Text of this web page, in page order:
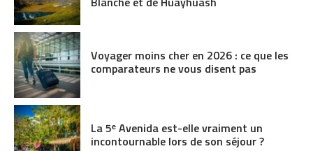
Voyager moins cher en 2026 : ce que les
comparateurs ne vous disent pas
La 5ᵉ Avenida est-elle vraiment un
incontournable lors de son séjour ?